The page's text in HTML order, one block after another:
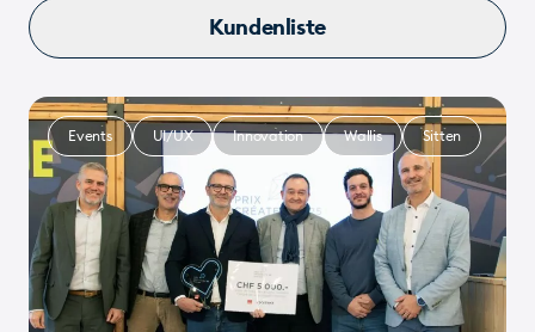
Kundenliste
Events UI/UX Innovation Wallis Sitten